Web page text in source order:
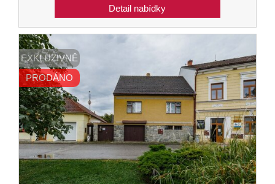
EXKLUZIVNĚ
PRODÁNO